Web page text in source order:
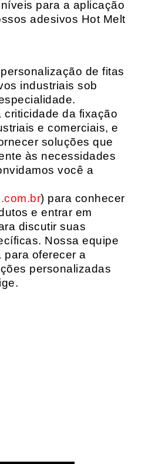
para a aplicação
adesivos Hot Melt
de fitas
industriais sob
criticidade da fixação
e comerciais, e
soluções que
às necessidades
você a
) para conhecer
e entrar em
discutir suas
Nossa equipe
para oferecer a
personalizadas